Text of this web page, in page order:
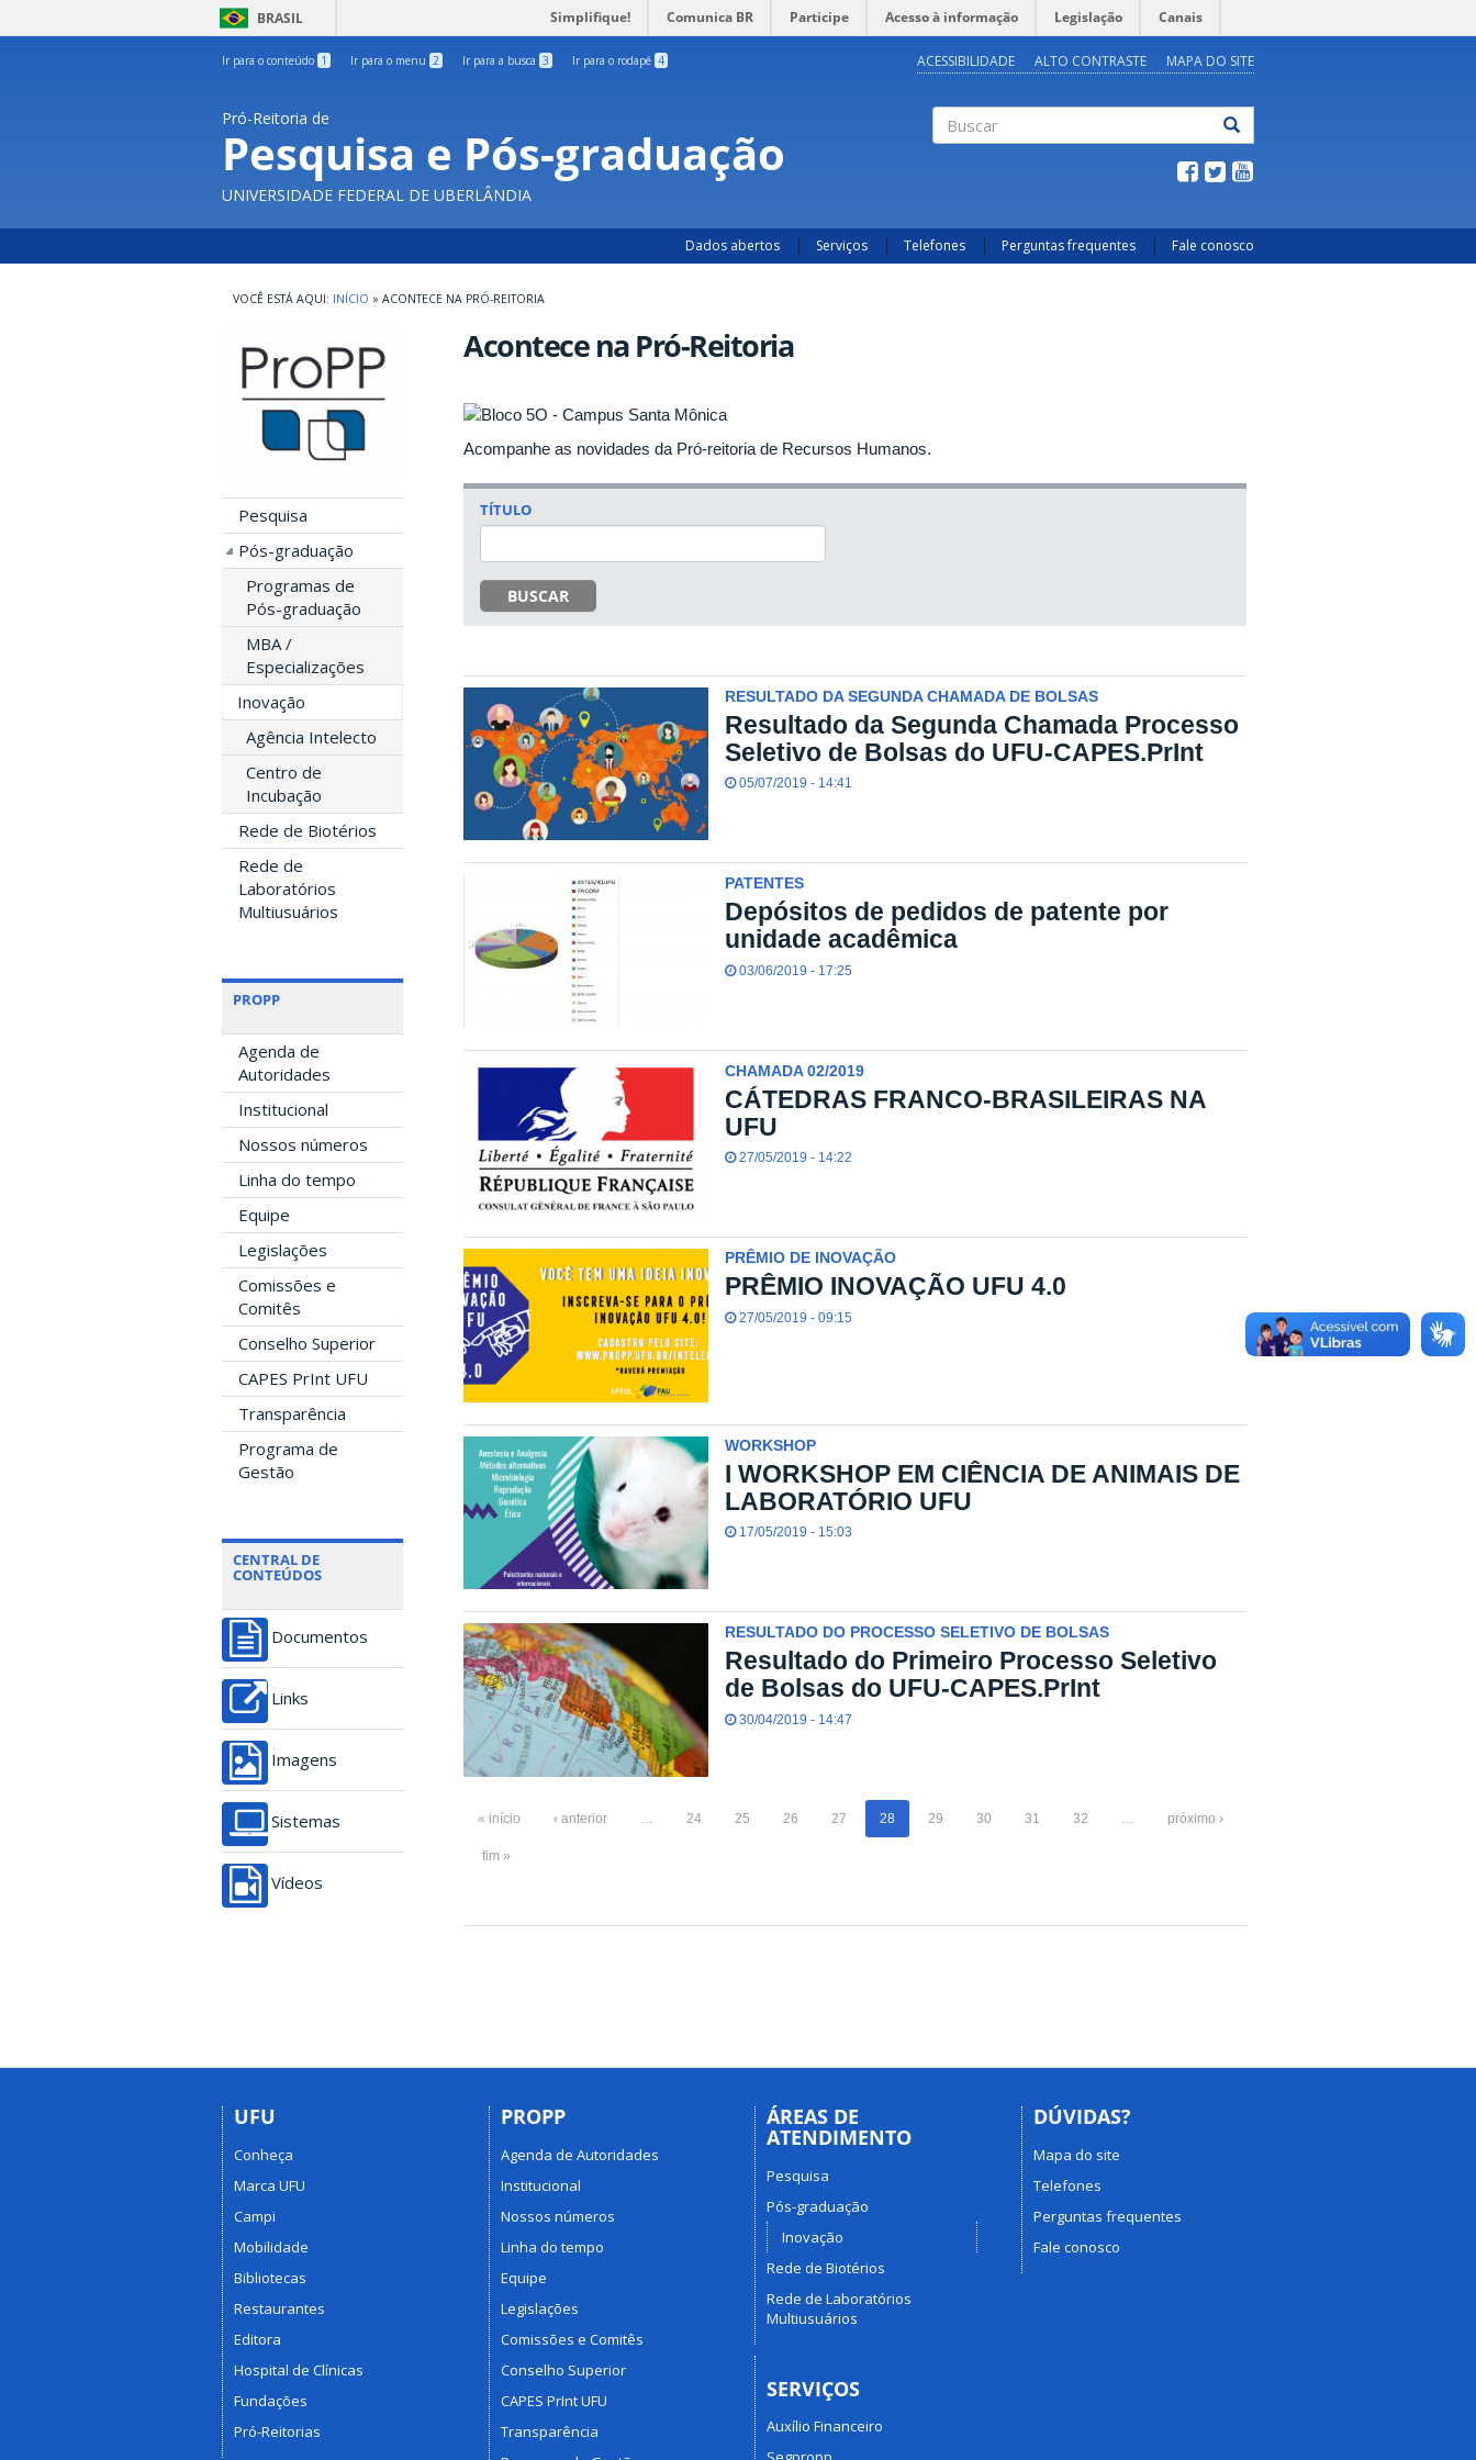
BRASIL Simplifique! Comunica BR Participe Acesso à informação Legislação Canais
Ir para o conteúdo 1 Ir para o menu 2 Ir para a busca 3 Ir para o rodapé 4 ACESSIBILIDADE ALTO CONTRASTE MAPA DO SITE
Pró-Reitoria de
Pesquisa e Pós-graduação
UNIVERSIDADE FEDERAL DE UBERLÂNDIA
Dados abertos Serviços Telefones Perguntas frequentes Fale conosco
INÍCIO » ACONTECE NA PRÓ-REITORIA
Pesquisa
Pós-graduação
Programas de
Pós-graduação
MBA /
Especializações
Inovação
Agência Intelecto
Centro de
Incubação
Rede de Biotérios
Rede de
Laboratórios
Multiusuários
PROPP
Agenda de
Autoridades
Institucional
Nossos números
Linha do tempo
Equipe
Legislações
Comissões e
Comitês
Conselho Superior
CAPES PrInt UFU
Transparência
Programa de
Gestão
CENTRAL DE
CONTEÚDOS
Documentos
Links
Imagens
Sistemas
Vídeos
Acontece na Pró-Reitoria
Acompanhe as novidades da Pró-reitoria de Recursos Humanos.
TÍTULO
BUSCAR
RESULTADO DA SEGUNDA CHAMADA DE BOLSAS
Resultado da Segunda Chamada Processo
Seletivo de Bolsas do UFU-CAPES.PrInt
05/07/2019 - 14:41
PATENTES
Depósitos de pedidos de patente por
unidade acadêmica
03/06/2019 - 17:25
CHAMADA 02/2019
CÁTEDRAS FRANCO-BRASILEIRAS NA
UFU
27/05/2019 - 14:22
PRÊMIO DE INOVAÇÃO
PRÊMIO INOVAÇÃO UFU 4.0
27/05/2019 - 09:15
WORKSHOP
I WORKSHOP EM CIÊNCIA DE ANIMAIS DE
LABORATÓRIO UFU
17/05/2019 - 15:03
RESULTADO DO PROCESSO SELETIVO DE BOLSAS
Resultado do Primeiro Processo Seletivo
de Bolsas do UFU-CAPES.PrInt
30/04/2019 - 14:47
« início ‹ anterior 24 25 26 27 28 29 30 31 32 próximo ›
fim »
UFU
Conheça
Marca UFU
Campi
Mobilidade
Bibliotecas
Restaurantes
Editora
Hospital de Clínicas
Fundações
Pró-Reitorias
PROPP
Agenda de Autoridades
Institucional
Nossos números
Linha do tempo
Equipe
Legislações
Comissões e Comitês
Conselho Superior
CAPES PrInt UFU
Transparência
ÁREAS DE
ATENDIMENTO
Pesquisa
Pós-graduação
Inovação
Rede de Biotérios
Rede de Laboratórios
Multiusuários
SERVIÇOS
Auxílio Financeiro
DÚVIDAS?
Mapa do site
Telefones
Perguntas frequentes
Fale conosco